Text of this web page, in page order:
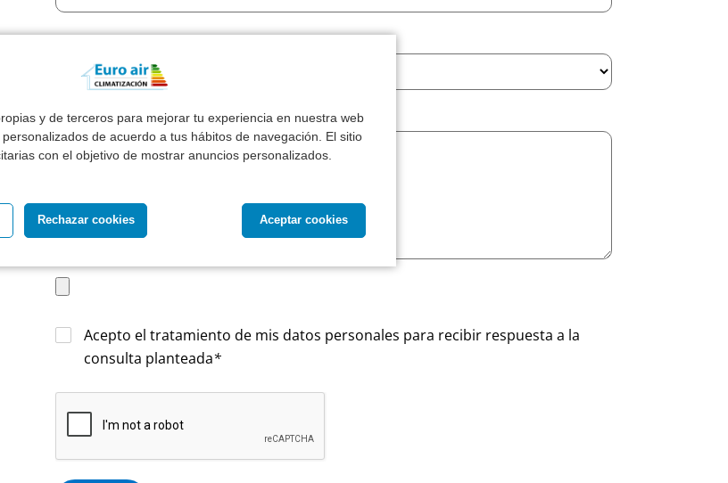
y de terceros para mejorar tu experiencia en nuestra web
de acuerdo a tus hábitos de navegación. El sitio
con el objetivo de mostrar anuncios personalizados.
Aceptar cookies
Rechazar cookies
Comentarios:*
Acepto el tratamiento de mis datos personales para recibir respuesta a la
consulta planteada*